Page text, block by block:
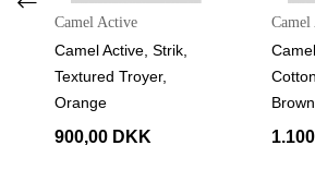
Camel Active
Camel Active, Strik,
Textured Troyer,
Orange
900,00 DKK
Brown